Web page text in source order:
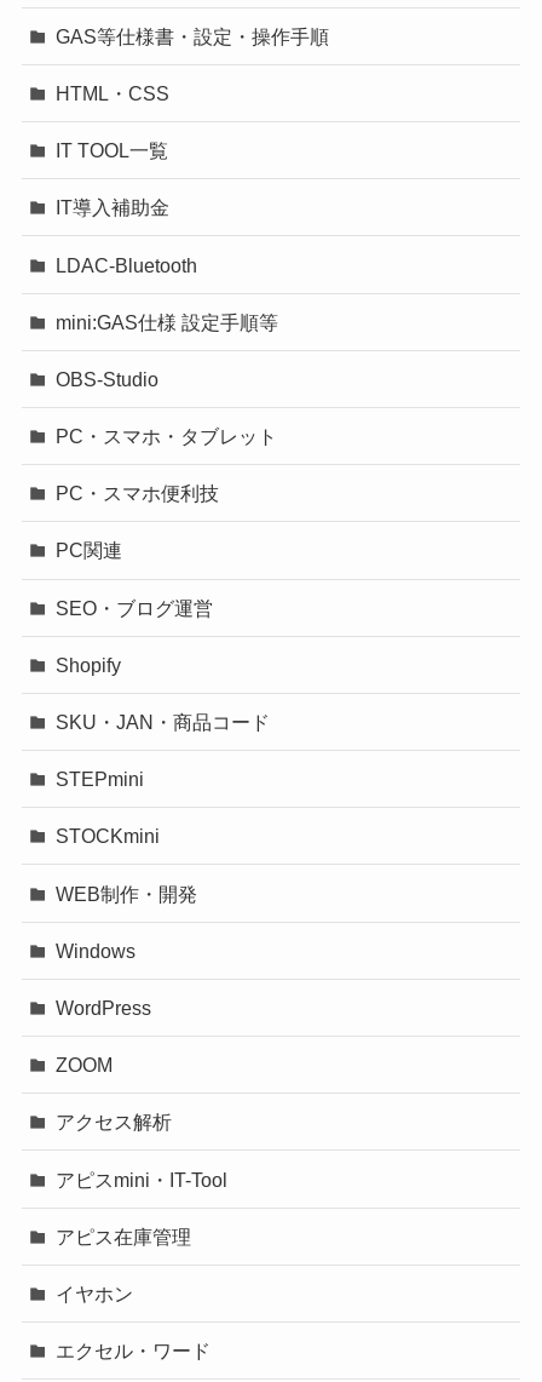
GAS等仕様書・設定・操作手順
HTML・CSS
IT TOOL一覧
IT導入補助金
LDAC-Bluetooth
mini:GAS仕様 設定手順等
OBS-Studio
PC・スマホ・タブレット
PC・スマホ便利技
PC関連
SEO・ブログ運営
Shopify
SKU・JAN・商品コード
STEPmini
STOCKmini
WEB制作・開発
Windows
WordPress
ZOOM
アクセス解析
アピスmini・IT-Tool
アピス在庫管理
イヤホン
エクセル・ワード